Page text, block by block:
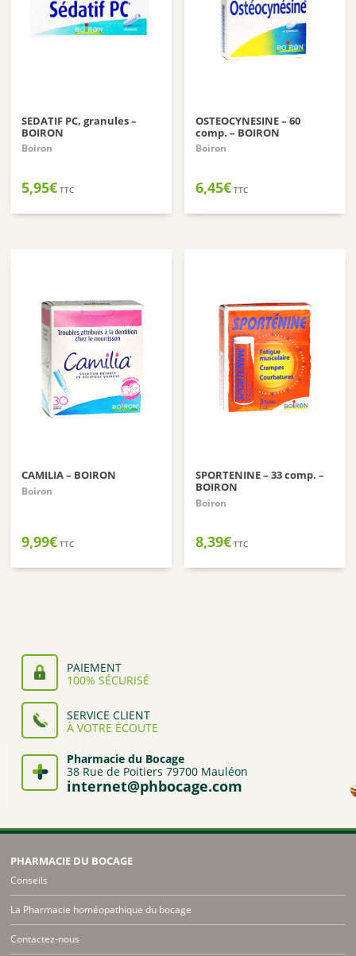
SEDATIF PC, granules –
BOIRON
Boiron
5,95€ TTC
OSTEOCYNESINE – 60
comp. – BOIRON
Boiron
6,45€ TTC
CAMILIA – BOIRON
Boiron
9,99€ TTC
SPORTENINE – 33 comp. –
BOIRON
Boiron
8,39€ TTC
PAIEMENT
100% SÉCURISÉ
SERVICE CLIENT
À VOTRE ÉCOUTE
Pharmacie du Bocage
38 Rue de Poitiers 79700 Mauléon
internet@phbocage.com
PHARMACIE DU BOCAGE
Conseils
La Pharmacie homéopathique du bocage
Contactez-nous